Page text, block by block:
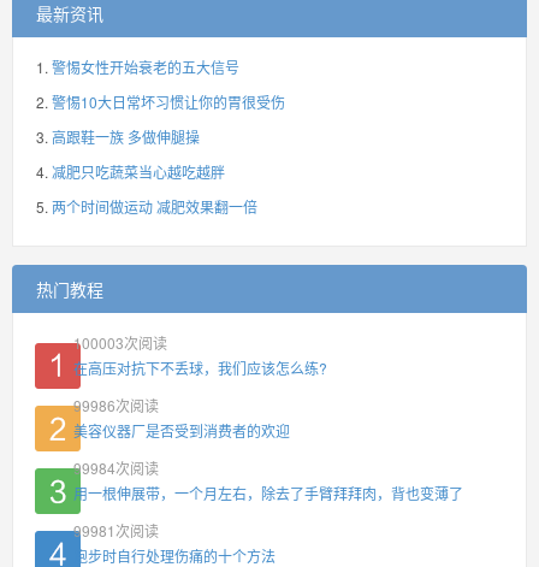
最新资讯
警惕女性开始衰老的五大信号
警惕10大日常坏习惯让你的胃很受伤
高跟鞋一族 多做伸腿操
减肥只吃蔬菜当心越吃越胖
两个时间做运动 减肥效果翻一倍
热门教程
100003次阅读
在高压对抗下不丢球，我们应该怎么练?
99986次阅读
美容仪器厂是否受到消费者的欢迎
99984次阅读
用一根伸展带，一个月左右，除去了手臂拜拜肉，背也变薄了
99981 次阅读
跑步时自行处理伤痛的十个方法